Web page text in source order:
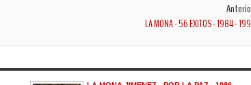
LA MONA - 56 EXITOS - 1984 -